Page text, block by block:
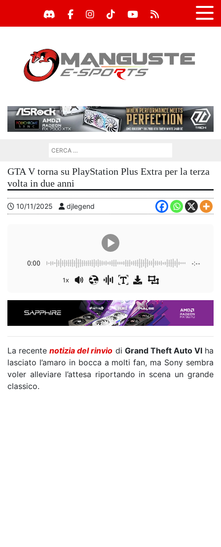
GTA V torna su PlayStation Plus Extra per la terza
volta in due anni
10/11/2025 djlegend
0:00 -:--
1x
La recentenotizia del rinvio di Grand Theft Auto VIha
lasciato l’amaro in bocca a molti fan, ma Sony sembra
voler alleviare l’attesa riportando in scena un grande
classico.